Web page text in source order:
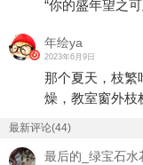
“你的盛年望之
年绘ya
2023年6月9日
那个夏天，枝繁
燥，教室窗外
最新评论(44)
最后的_绿宝石水